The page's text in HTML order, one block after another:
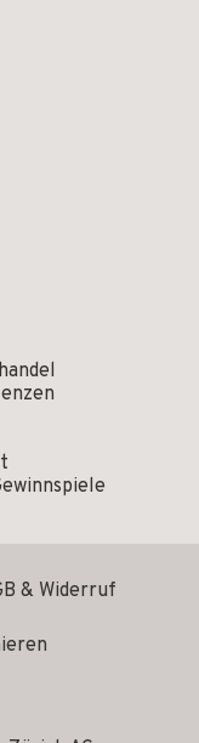
& Widerruf